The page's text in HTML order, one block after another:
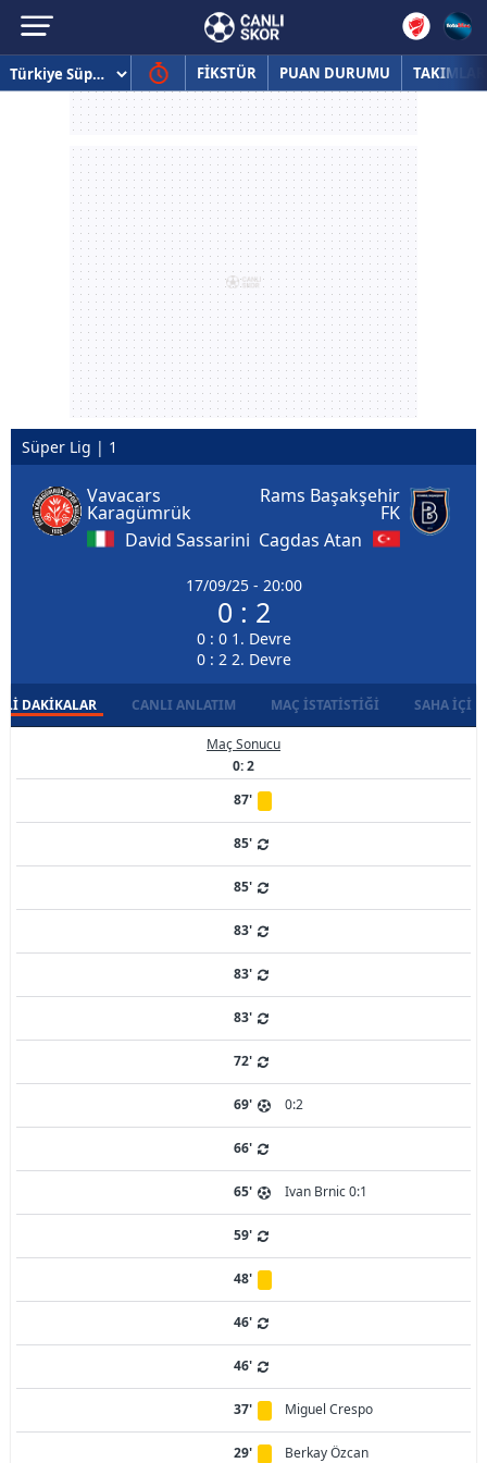
FİKSTÜR PUAN DURUMU TAKIMLAR
Süper Lig | 1
Vavacars
Karagümrük
David Sassarini
17/09/25 - 20:00
0 : 2
0 : 0 1. Devre
0 : 2 2. Devre
Rams Başakşehir
FK
Cagdas Atan
DAKIKALAR CANLI ANLATIM MAÇ İSTATISTIĞI SAHA İÇI
Maç Sonucu
0: 2
87'
85'
85'
83'
83'
83'
72'
69' 0:2
66'
65' Ivan Brnic 0:1
59'
48'
46'
46'
37' Miguel Crespo
29' Berkay Özcan